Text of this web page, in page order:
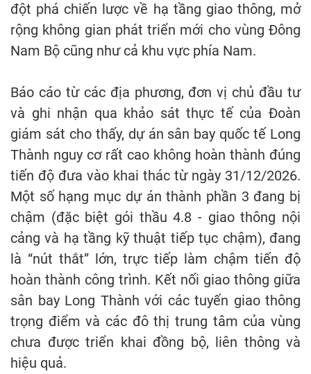
đột phá chiến lược về hạ tầng giao thông, mở
rộng không gian phát triển mới cho vùng Đông
Nam Bộ cũng như cả khu vực phía Nam.
Báo cáo từ các địa phương, đơn vị chủ đầu tư
và ghi nhận qua khảo sát thực tế của Đoàn
giám sát cho thấy, dự án sân bay quốc tế Long
Thành nguy cơ rất cao không hoàn thành đúng
tiến độ đưa vào khai thác từ ngày 31/12/2026.
Một số hạng mục dự án thành phần 3 đang bị
chậm (đặc biệt gói thầu 4.8 - giao thông nội
cảng và hạ tầng kỹ thuật tiếp tục chậm), đang
là “nút thắt” lớn, trực tiếp làm chậm tiến độ
hoàn thành công trình. Kết nối giao thông giữa
sân bay Long Thành với các tuyến giao thông
trọng điểm và các đô thị trung tâm của vùng
chưa được triển khai đồng bộ, liên thông và
hiệu quả.